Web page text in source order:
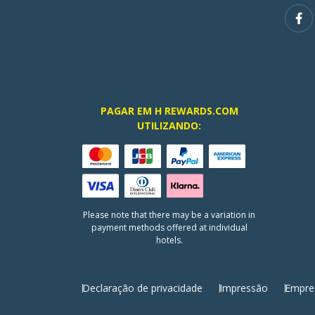
PAGAR EM H REWARDS.COM
UTILIZANDO:
Please note that there may be a variation in
payment methods offered at individual
hotels.
Declaração de privacidade Impressão